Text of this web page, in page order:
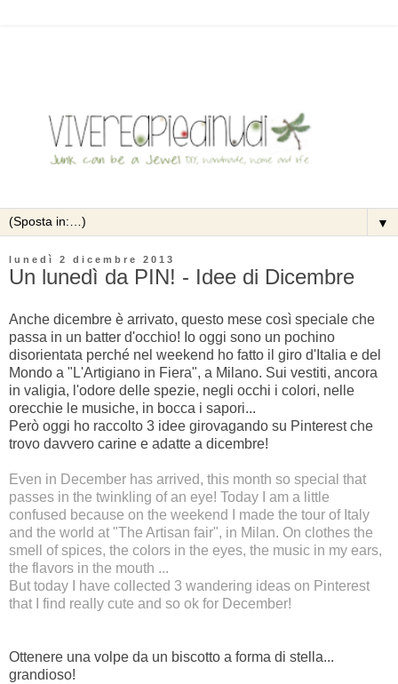
▼
lunedì 2 dicembre 2013
Un lunedì da PIN! - Idee di Dicembre
Anche dicembre è arrivato, questo mese così speciale che
passa in un batter d'occhio! Io oggi sono un pochino
disorientata perché nel weekend ho fatto il giro d'Italia e del
Mondo a "L'Artigiano in Fiera", a Milano. Sui vestiti, ancora
in valigia, l'odore delle spezie, negli occhi i colori, nelle
orecchie le musiche, in bocca i sapori...
Però oggi ho raccolto 3 idee girovagando su Pinterest che
trovo davvero carine e adatte a dicembre!
Even in December has arrived, this month so special that
passes in the twinkling of an eye! Today I am a little
confused because on the weekend I made the tour of Italy
and the world at "The Artisan fair", in Milan. On clothes the
smell of spices, the colors in the eyes, the music in my ears,
the flavors in the mouth ...
But today I have collected 3 wandering ideas on Pinterest
that I find really cute and so ok for December!
Ottenere una volpe da un biscotto a forma di stella...
grandioso!